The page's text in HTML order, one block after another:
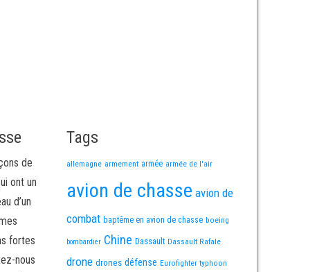
de
ont un
d’un
fortes
nous
Tags
allemagne armement armée armée de l'air
avion de chasse avion de
combat baptême en avion de chasse boeing
bombardier Chine Dassault Dassault Rafale
drone drones défense Eurofighter typhoon